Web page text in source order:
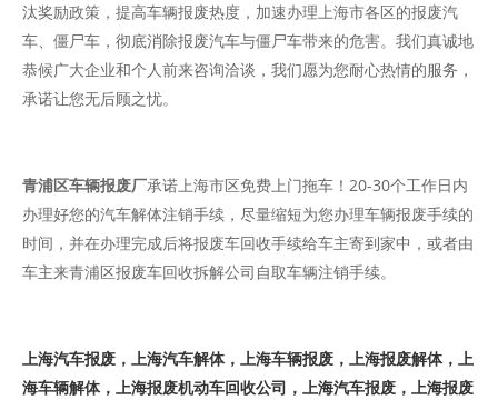
汰奖励政策，提高车辆报废热度，加速办理上海市各区的报废汽
车、僵尸车，彻底消除报废汽车与僵尸车带来的危害。我们真诚地
恭候广大企业和个人前来咨询洽谈，我们愿为您耐心热情的服务，
承诺让您无后顾之忧。
青浦区车辆报废厂承诺上海市区免费上门拖车！20-30个工作日内
办理好您的汽车解体注销手续，尽量缩短为您办理车辆报废手续的
时间，并在办理完成后将报废车回收手续给车主寄到家中，或者由
车主来青浦区报废车回收拆解公司自取车辆注销手续。
上海汽车报废，上海汽车解体，上海车辆报废，上海报废解体，上
海车辆解体，上海报废机动车回收公司，上海汽车报废，上海报废